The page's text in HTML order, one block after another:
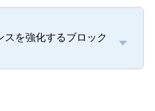
を強化するブロック